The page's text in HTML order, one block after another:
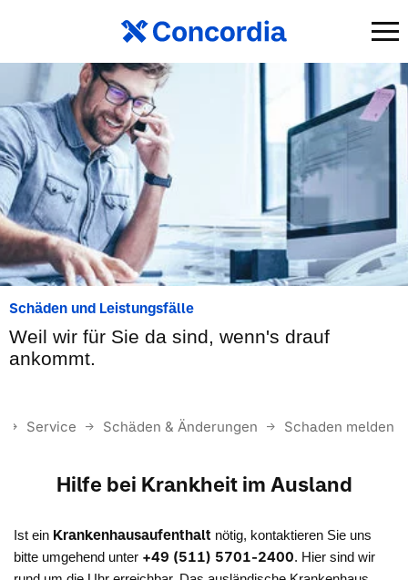
Schäden und Leistungsfälle
Weil wir für Sie da sind, wenn's drauf
ankommt.
Service Schäden & Änderungen Schaden melden
Hilfe bei Krankheit im Ausland
Ist ein Krankenhausaufenthalt nötig, kontaktieren Sie uns
bitte umgehend unter +49 (511) 5701-2400. Hier sind wir